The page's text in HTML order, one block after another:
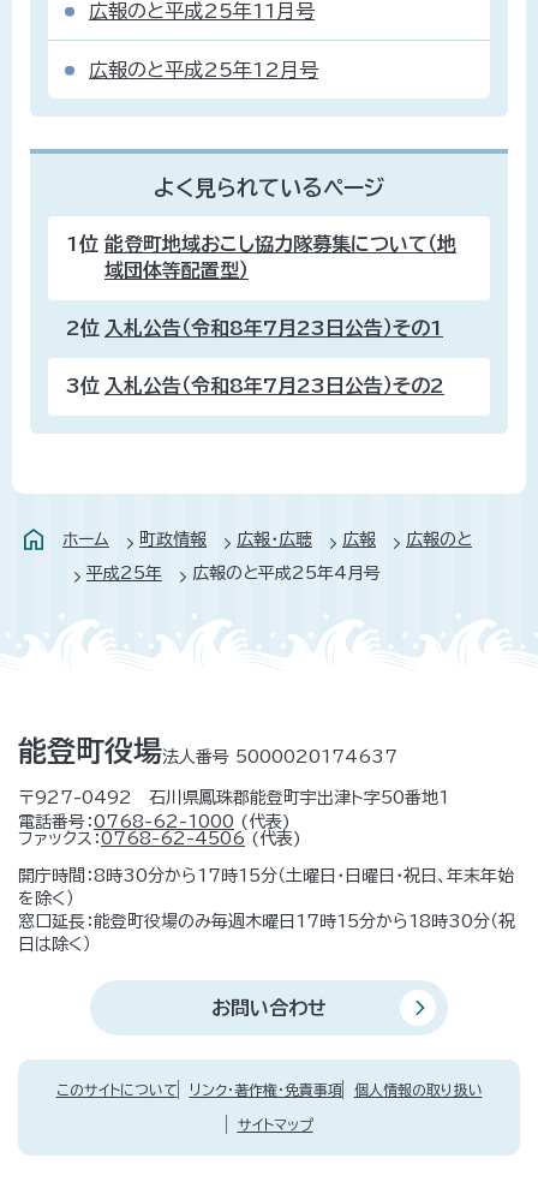
広報のと平成25年11月号
広報のと平成25年12月号
よく見られているページ
1位 能登町地域おこし協力隊募集について（地
域団体等配置型）
2位 入札公告（令和8年7月23日公告）その1
3位 入札公告（令和8年7月23日公告）その2
ホーム 町政情報 広報・広聴 広報
広報のと
平成25年
広報のと平成25年4月号
能登町役場法人番号 5000020174637
〒927-0492 石川県鳳珠郡能登町宇出津ト字50番地1
電話番号：0768-62-1000 (代表)
ファックス：0768-62-4506 (代表)
開庁時間：8時30分から17時15分（土曜日・日曜日・祝日、年末年始
を除く）
窓口延長：能登町役場のみ毎週木曜日17時15分から18時30分（祝
日は除く）
お問い合わせ
このサイトについて リンク・著作権・免責事項 個人情報の取り扱い
サイトマップ